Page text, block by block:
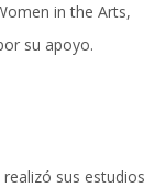
in the Arts,
su apoyo.
sus estudios